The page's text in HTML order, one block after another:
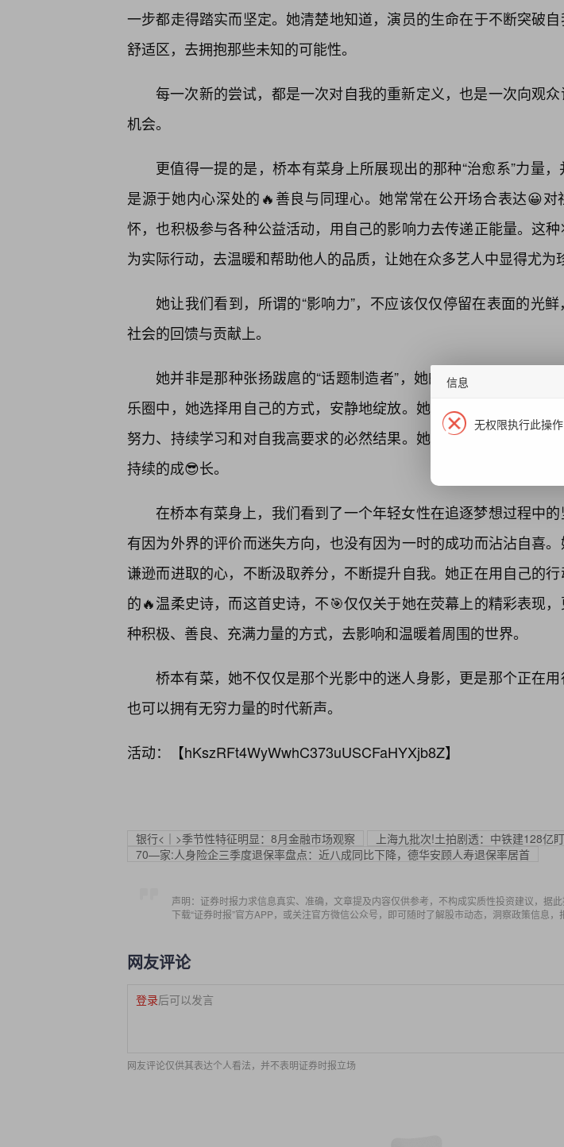
一步都走得踏实而坚定。她清楚地知道，演员的生命在于不断突破
舒适区，去拥抱那些未知的可能性。
每一次新的尝试，都是一次对自我的重新定义，也是一次向观
机会。
更值得一提的是，桥本有菜身上所展现出的那种“治愈系”力量
是源于她内心深处的🔥善良与同理心。她常常在公开场合表达😀对
怀，也积极参与各种公益活动，用自己的影响力去传递正能量。这
为实际行动，去温暖和帮助他人的品质，让她在众多艺人中显得尤为
她让我们看到，所谓的“影响力”，不应该仅仅停留在表面的光
社会的回馈与贡献上。
她并非是那种张扬跋扈的“话题制造者”，她的存在，更像是一
乐圈中，她选择用自己的方式，安静地绽放。她的成功，不是偶然
努力、持续学习和对自我高要求的必然结果。她懂得，真正的魅力
持续的成😎长。
在桥本有菜身上，我们看到了一个年轻女性在追逐梦想过程中
有因为外界的评价而迷失方向，也没有因为一时的成功而沾沾自喜
谦逊而进取的心，不断汲取养分，不断提升自我。她正在用自己的
的🔥温柔史诗，而这首史诗，不🎯仅仅关于她在荧幕上的精彩表现
种积极、善良、充满力量的方式，去影响和温暖着周围的世界。
桥本有菜，她不仅仅是那个光影中的迷人身影，更是那个正在用
也可以拥有无穷力量的时代新声。
活动：【hKszRFt4WyWwhC373uUSCFaHYXjb8Z】
银行<｜>季节性特征明显：8月金融市场观察
上海九批次!土拍剧透：中铁建128亿
70—家:人身险企三季度退保率盘点：近八成同比下降，德华安顾人寿退保率居首
声明：证券时报力求信息真实、准确，文章提及内容仅供参考，不构成实质性投资建议，据
下载“证券时报”官方APP，或关注官方微信公众号，即可随时了解股市动态，洞察政策信息，
网友评论
登录后可以发言
网友评论仅供其表达个人看法，并不表明证券时报立场
信息
无权限执行此操作